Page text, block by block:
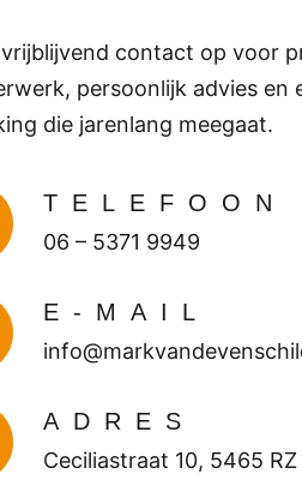
contact op voor
persoonlijk advies en
die jarenlang meegaat.
TELEFOON
06 – 5371 9949
E-MAIL
ADRES
Ceciliastraat 10, 5465